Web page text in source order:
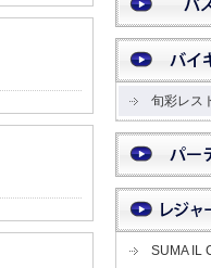
旬彩レス
SUMA IL